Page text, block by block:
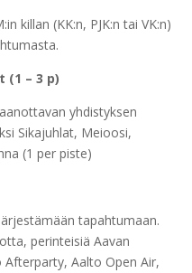
killan (KK:n, PJK:n tai VK:n)
– 3 p)
yhdistyksen
Sikajuhlat, Meioosi,
(1 per piste)
tapahtumaan.
perinteisiä Aavan
Aalto Open Air,